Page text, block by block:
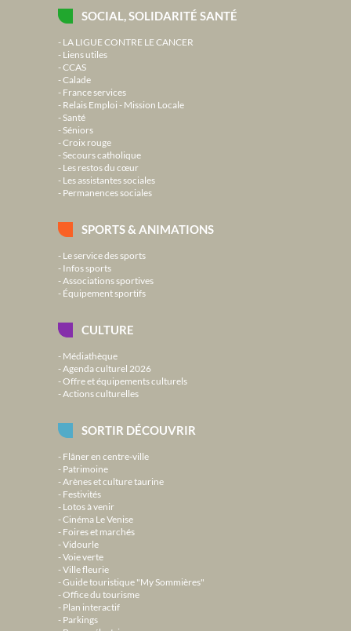
SOCIAL, SOLIDARITÉ SANTÉ
LA LIGUE CONTRE LE CANCER
Liens utiles
CCAS
Calade
France services
Relais Emploi - Mission Locale
Santé
Séniors
Croix rouge
Secours catholique
Les restos du cœur
Les assistantes sociales
Permanences sociales
SPORTS & ANIMATIONS
Le service des sports
Infos sports
Associations sportives
Équipement sportifs
CULTURE
Médiathèque
Agenda culturel 2026
Offre et équipements culturels
Actions culturelles
SORTIR DÉCOUVRIR
Flâner en centre-ville
Patrimoine
Arènes et culture taurine
Festivités
Lotos à venir
Cinéma Le Venise
Foires et marchés
Vidourle
Voie verte
Ville fleurie
Guide touristique "My Sommières"
Office du tourisme
Plan interactif
Parkings